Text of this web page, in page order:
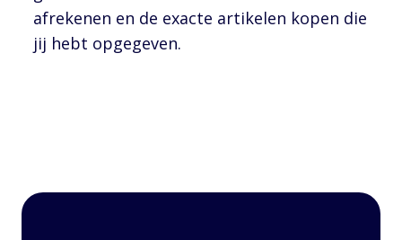
afrekenen en de exacte artikelen kopen die
jij hebt opgegeven.